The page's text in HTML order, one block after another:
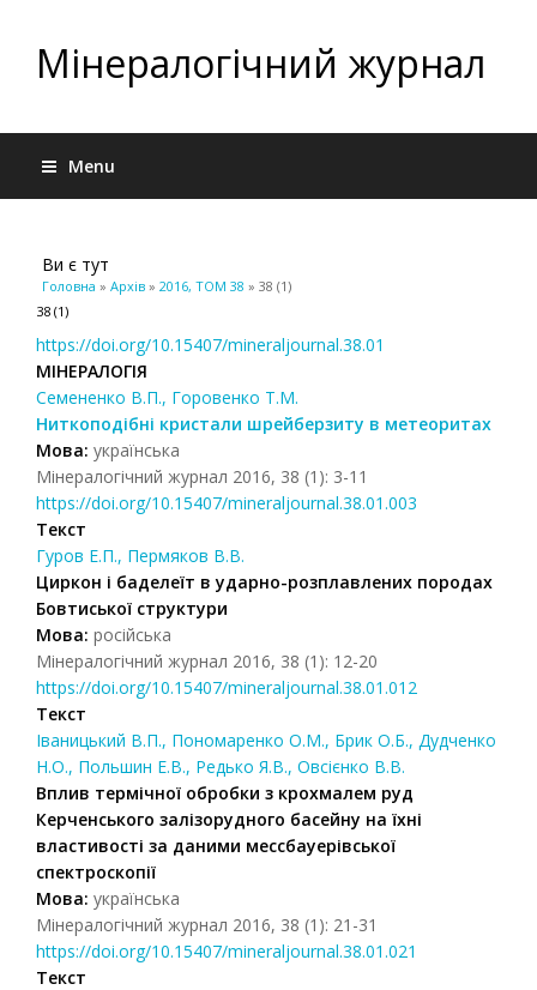
Мінералогічний журнал
Menu
Ви є тут
Головна » Архів » 2016, ТОМ 38 » 38 (1)
38 (1)
https://doi.org/10.15407/mineraljournal.38.01
МІНЕРАЛОГІЯ
Семененко В.П., Горовенко Т.М.
Ниткоподібні кристали шрейберзиту в метеоритах
Мова: українська
Мінералогічний журнал 2016, 38 (1): 3-11
https://doi.org/10.15407/mineraljournal.38.01.003
Текст
Гуров Е.П., Пермяков В.В.
Циркон і баделеїт в ударно-розплавлених породах
Бовтиської структури
Мова: російська
Мінералогічний журнал 2016, 38 (1): 12-20
https://doi.org/10.15407/mineraljournal.38.01.012
Текст
Іваницький В.П., Пономаренко О.М., Брик О.Б., Дудченко
Н.О., Польшин Е.В., Редько Я.В., Овсієнко В.В.
Вплив термічної обробки з крохмалем руд
Керченського залізорудного басейну на їхні
властивості за даними месcбауерівської
спектроскопії
Мова: українська
Мінералогічний журнал 2016, 38 (1): 21-31
https://doi.org/10.15407/mineraljournal.38.01.021
Текст